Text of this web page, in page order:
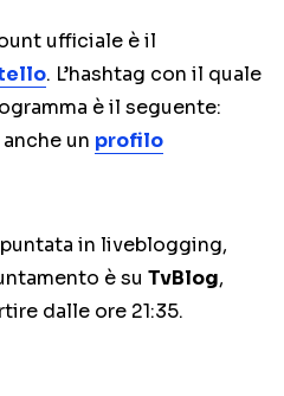
ufficiale è il
. L’hashtag con il quale
è il seguente:
un profilo
in liveblogging,
è su TvBlog,
dalle ore 21:35.